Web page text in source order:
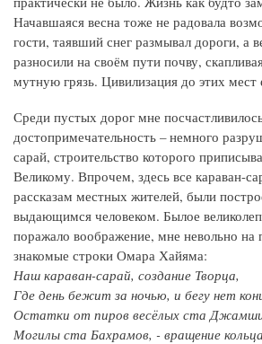
Начавшаяся весна тоже не радовала
гости, таявший снег размывал дороги, а
разносили на своём пути почву,
мутную грязь. Цивилизация до этих мест
Среди пустых дорог мне
достопримечательность – немного
сарай, строительство которого
Великому. Впрочем, здесь все караван-
рассказам местных жителей, были
выдающимся человеком. Былое
поражало воображение, мне невольно
знакомые строки Омара Хайяма:
Наш караван-сарай, создание Творца,
Где день бежит за ночью, и бегу нет
Остатки от пиров весёлых ста
Могилы ста Бахрамов, - вращение